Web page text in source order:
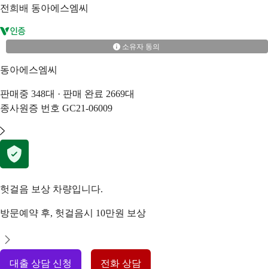
전희배 동아에스엠씨
소유자 동의
동아에스엠씨
판매중 348대 · 판매 완료 2669대
종사원증 번호 GC21-06009
헛걸음 보상 차량입니다.
방문예약 후, 헛걸음시 10만원 보상
대출 상담 신청 전화 상담